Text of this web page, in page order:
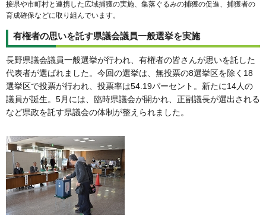
接県や市町村と連携した広域捕獲の実施、集落ぐるみの捕獲の促進、捕獲者の
育成確保などに取り組んでいます。
有権者の思いを託す県議会議員一般選挙を実施
長野県議会議員一般選挙が行われ、有権者の皆さんが思いを託した
代表者が選ばれました。今回の選挙は、無投票の8選挙区を除く18
選挙区で投票が行われ、投票率は54.19パーセント。新たに14人の
議員が誕生。5月には、臨時県議会が開かれ、正副議長が選出される
など県政を託す県議会の体制が整えられました。